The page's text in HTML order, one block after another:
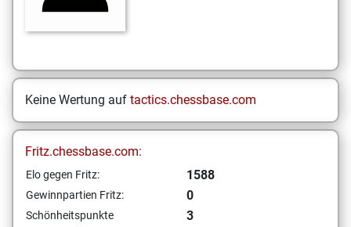
Keine Wertung auf tactics.chessbase.com
Fritz.chessbase.com:
Elo gegen Fritz: 1588
Gewinnpartien Fritz: 0
Schönheitspunkte
3